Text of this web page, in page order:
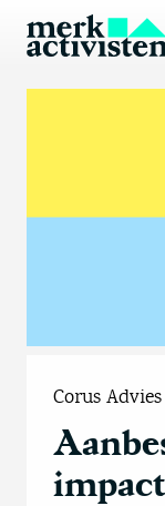
Corus Advies
impact